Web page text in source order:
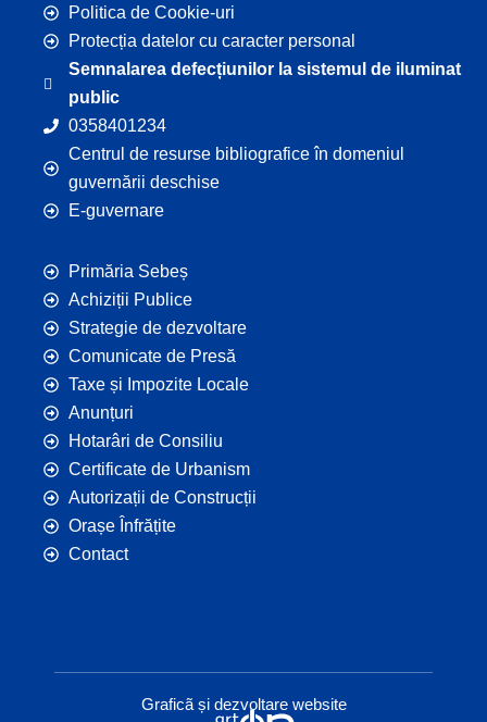
Politica de Cookie-uri
Protecția datelor cu caracter personal
Semnalarea defecțiunilor la sistemul de iluminat
public
0358401234
Centrul de resurse bibliografice în domeniul
guvernării deschise
E-guvernare
Primăria Sebeș
Achiziții Publice
Strategie de dezvoltare
Comunicate de Presă
Taxe și Impozite Locale
Anunțuri
Hotarâri de Consiliu
Certificate de Urbanism
Autorizații de Construcții
Orașe Înfrățite
Contact
Graficã și dezvoltare website